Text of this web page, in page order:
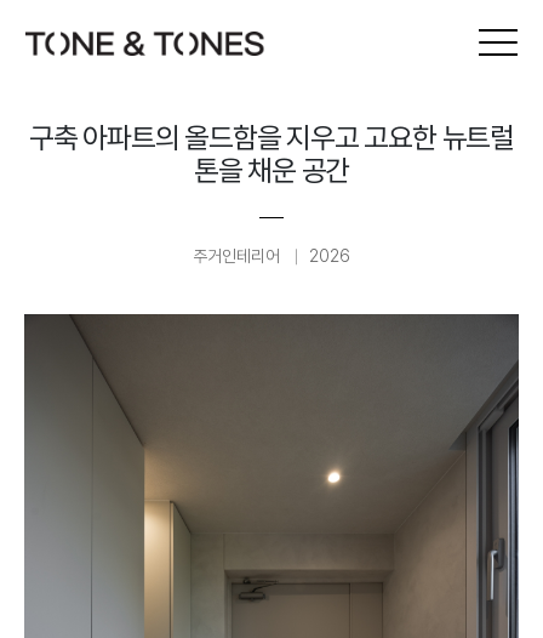
구축 아파트의 올드함을 지우고 고요한 뉴트럴
톤을 채운 공간
주거인테리어 2026